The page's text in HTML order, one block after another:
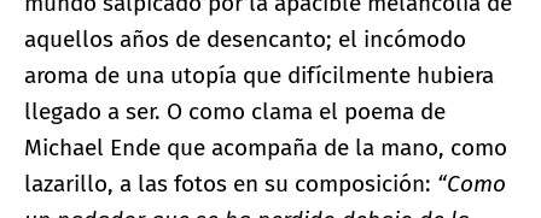
aquellos años de desencanto; el incómodo
aroma de una utopía que difícilmente hubiera
llegado a ser. O como clama el poema de
Michael Ende que acompaña de la mano, como
lazarillo, a las fotos en su composición: “Como